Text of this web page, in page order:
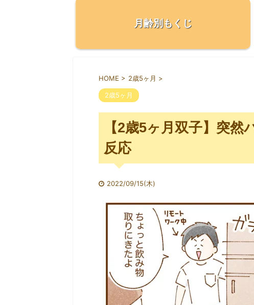
月齢別もくじ
HOME > 2歳5ヶ月 >
2歳5ヶ月
【2歳5ヶ月双子】突
反応
2022/09/15(木)